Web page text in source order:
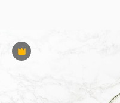
Премиум